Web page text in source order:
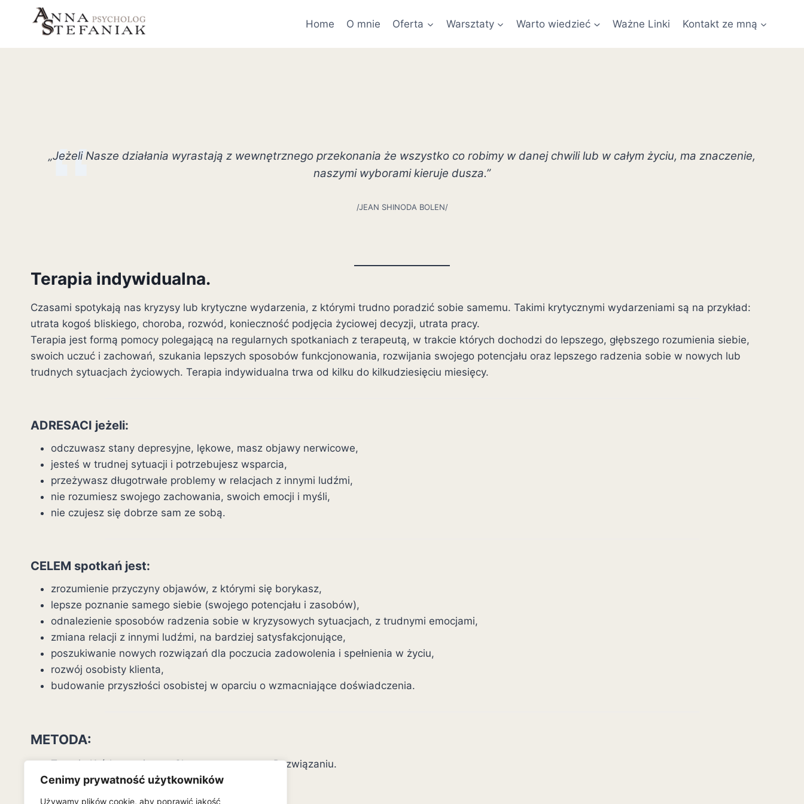
Cenimy prywatność użytkowników
Używamy plików cookie, aby poprawić jakość
Home O mnie Oferta Warsztaty Warto wiedzieć Ważne Linki Kontakt ze mną
„Jeżeli Nasze działania wyrastają z wewnętrznego przekonania że wszystko co robimy w danej chwili lub w całym życiu, ma znaczenie,
naszymi wyborami kieruje dusza.”
/JEAN SHINODA BOLEN/
Terapia indywidualna.
Czasami spotykają nas kryzysy lub krytyczne wydarzenia, z którymi trudno poradzić sobie samemu. Takimi krytycznymi wydarzeniami są na przykład:
utrata kogoś bliskiego, choroba, rozwód, konieczność podjęcia życiowej decyzji, utrata pracy.
Terapia jest formą pomocy polegającą na regularnych spotkaniach z terapeutą, w trakcie których dochodzi do lepszego, głębszego rozumienia siebie,
swoich uczuć i zachowań, szukania lepszych sposobów funkcjonowania, rozwijania swojego potencjału oraz lepszego radzenia sobie w nowych lub
trudnych sytuacjach życiowych. Terapia indywidualna trwa od kilku do kilkudziesięciu miesięcy.
ADRESACI jeżeli:
odczuwasz stany depresyjne, lękowe, masz objawy nerwicowe,
jesteś w trudnej sytuacji i potrzebujesz wsparcia,
przeżywasz długotrwałe problemy w relacjach z innymi ludźmi,
nie rozumiesz swojego zachowania, swoich emocji i myśli,
nie czujesz się dobrze sam ze sobą.
CELEM spotkań jest:
zrozumienie przyczyny objawów, z którymi się borykasz,
lepsze poznanie samego siebie (swojego potencjału i zasobów),
odnalezienie sposobów radzenia sobie w kryzysowych sytuacjach, z trudnymi emocjami,
zmiana relacji z innymi ludźmi, na bardziej satysfakcjonujące,
poszukiwanie nowych rozwiązań dla poczucia zadowolenia i spełnienia w życiu,
rozwój osobisty klienta,
budowanie przyszłości osobistej w oparciu o wzmacniające doświadczenia.
METODA:
Terapia Krótkoterminowa Skoncentrowana na Rozwiązaniu.
Terapia Ericksonowska.